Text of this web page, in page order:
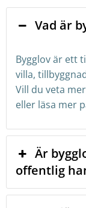
Vad är
Bygglov är ett
villa,
Vill du veta
eller läsa mer
Är
offentlig